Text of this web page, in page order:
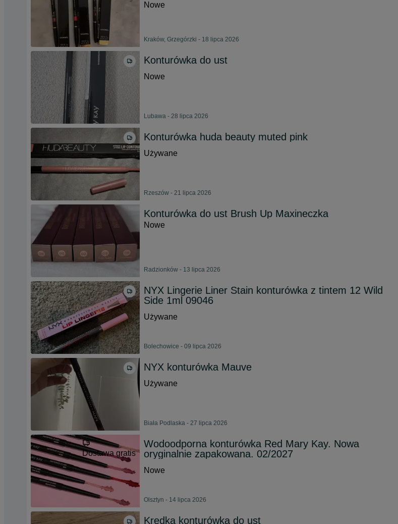
Nowe
Kraków, Grzegórzki - 18 lipca 2026
Konturówka do ust
Nowe
Lubawa - 28 lipca 2026
Konturówka huda beauty muted pink
Używane
Rzeszów - 21 lipca 2026
Konturówka do ust Brush Up Maxineczka
Nowe
Radzionków - 13 lipca 2026
NYX Lingerie Liner Stain konturówka z tintem 12 Wild
Side 1ml 09046
Używane
Bolechowice - 09 lipca 2026
NYX konturówka Mauve
Używane
Biała Podlaska - 27 lipca 2026
Dostawa gratis
Wodoodporna konturówka Red Mary Kay. Nowa
oryginalnie zapakowana. 02/2027
Nowe
Olsztyn - 14 lipca 2026
Kredka konturówka do ust